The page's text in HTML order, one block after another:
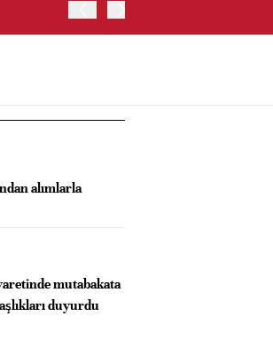
alımlarla
mutabakata
duyurdu